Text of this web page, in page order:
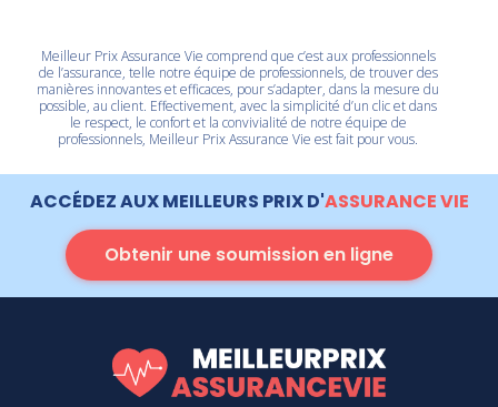
Meilleur Prix Assurance Vie comprend que c’est aux professionnels
de l’assurance, telle notre équipe de professionnels, de trouver des
manières innovantes et efficaces, pour s’adapter, dans la mesure du
possible, au client. Effectivement, avec la simplicité d’un clic et dans
le respect, le confort et la convivialité de notre équipe de
professionnels, Meilleur Prix Assurance Vie est fait pour vous.
ACCÉDEZ AUX MEILLEURS PRIX D'ASSURANCE VIE
Obtenir une soumission en ligne